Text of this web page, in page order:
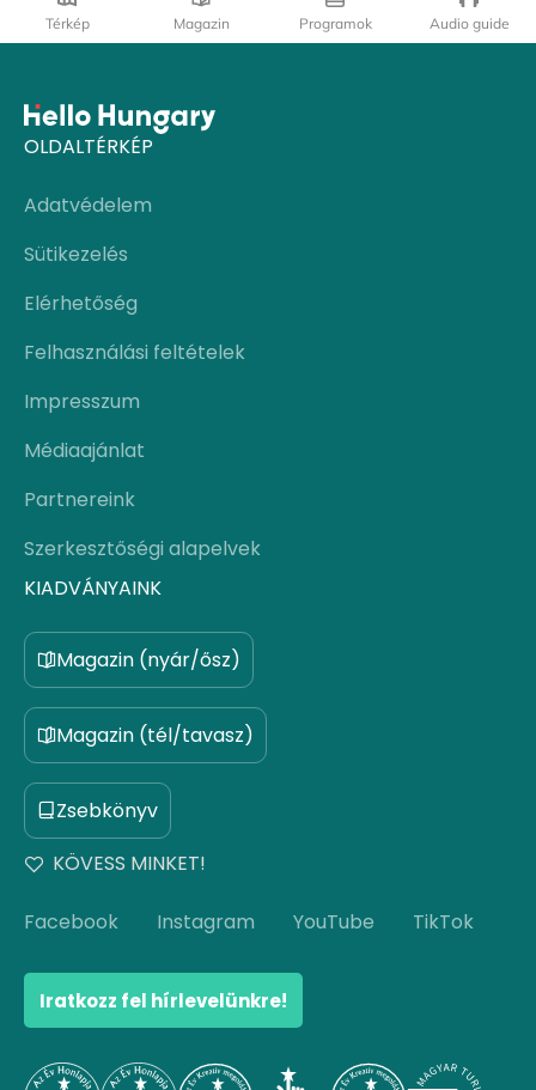
Térkép Magazin Programok Audio guide
OLDALTÉRKÉP
Adatvédelem
Sütikezelés
Elérhetőség
Felhasználási feltételek
Impresszum
Médiaajánlat
Partnereink
Szerkesztőségi alapelvek
KIADVÁNYAINK
Magazin (nyár/ősz)
Magazin (tél/tavasz)
Zsebkönyv
KÖVESS MINKET!
Facebook Instagram YouTube TikTok
Iratkozz fel hírlevelünkre!